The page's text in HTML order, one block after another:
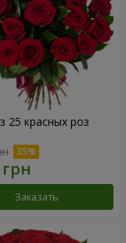
25 красных роз
Заказать